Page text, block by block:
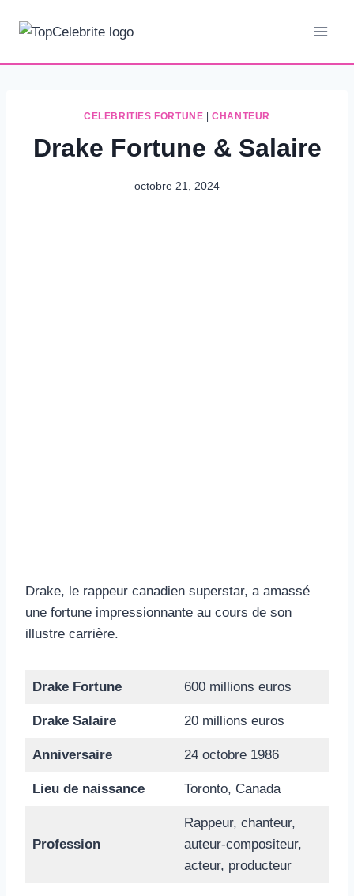
CELEBRITIES FORTUNE |CHANTEUR
Drake Fortune & Salaire
octobre 21, 2024
Drake, le rappeur canadien superstar, a amassé
une fortune impressionnante au cours de son
illustre carrière.
Drake Fortune 600 millions euros
Drake Salaire 20 millions euros
Anniversaire 24 octobre 1986
Lieu de naissance Toronto, Canada
Profession
Rappeur, chanteur,
auteur-compositeur,
acteur, producteur